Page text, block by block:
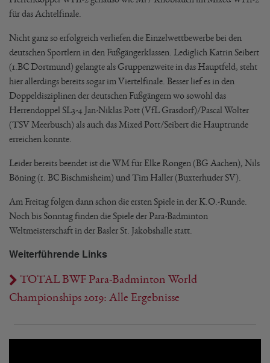
für das Achtelfinale.
Nicht ganz so erfolgreich verliefen die Einzelwettbewerbe bei den
deutschen Sportlern in den Fußgängerklassen. Lediglich Katrin Seibert
(1.BC Dortmund) gelangte als Gruppenzweite in das Hauptfeld, steht
hier allerdings bereits sogar im Viertelfinale. Besser lief es in den
Doppeldisziplinen der deutschen Fußgängern wo sowohl das
Herrendoppel SL3-4 Jan-Niklas Pott (VfL Grasdorf)/Pascal Wolter
(TSV Meerbusch) als auch das Mixed Pott/Seibert die Hauptrunde
erreichen konnte.
Leider bereits beendet ist die WM für Elke Rongen (BG Aachen), Nils
Böning (1. BC Bischmisheim) und Tim Haller (Buxterhuder SV).
Am Freitag folgen dann schon die ersten Spiele in der K.O.-Runde.
Noch bis Sonntag finden die Spiele der Para-Badminton
Weltmeisterschaft in der Basler St. Jakobshalle statt.
Weiterführende Links
TOTAL BWF Para-Badminton World
Championships 2019: Alle Ergebnisse